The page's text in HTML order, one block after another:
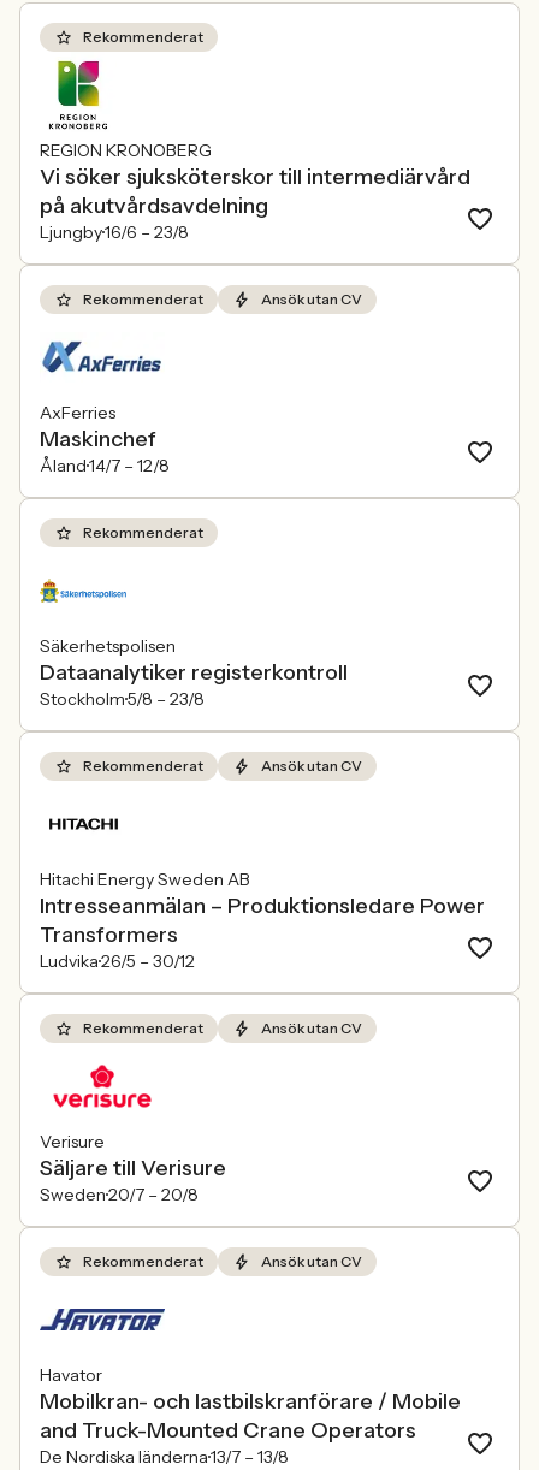
Rekommenderat
REGION KRONOBERG
Vi söker sjuksköterskor till intermediärvård
på akutvårdsavdelning
Ljungby16/6 – 23/8
Rekommenderat Ansök utan CV
AxFerries
Maskinchef
Åland14/7 – 12/8
Rekommenderat
Säkerhetspolisen
Dataanalytiker registerkontroll
Stockholm5/8 – 23/8
Rekommenderat Ansök utan CV
Hitachi Energy Sweden AB
Intresseanmälan – Produktionsledare Power
Transformers
Ludvika26/5 – 30/12
Rekommenderat Ansök utan CV
Verisure
Säljare till Verisure
Sweden20/7 – 20/8
Rekommenderat Ansök utan CV
Havator
Mobilkran- och lastbilskranförare / Mobile
and Truck-Mounted Crane Operators
De Nordiska länderna13/7 – 13/8